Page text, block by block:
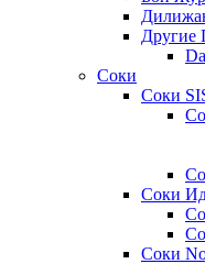
Другие
Соки
Соки
Соки
Соки